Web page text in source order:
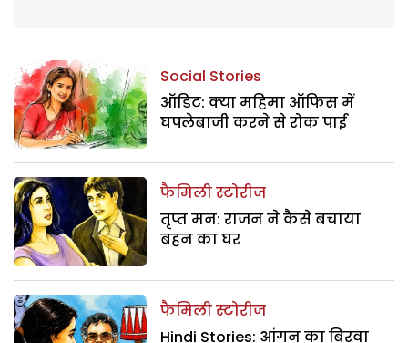
Social Stories
ऑडिट: क्या महिमा ऑफिस में
घपलेबाजी करने से रोक पाई
फैमिली स्टोरीज
तृप्त मन: राजन ने कैसे बचाया
बहन का घर
फैमिली स्टोरीज
Hindi Stories: आंगन का बिरवा